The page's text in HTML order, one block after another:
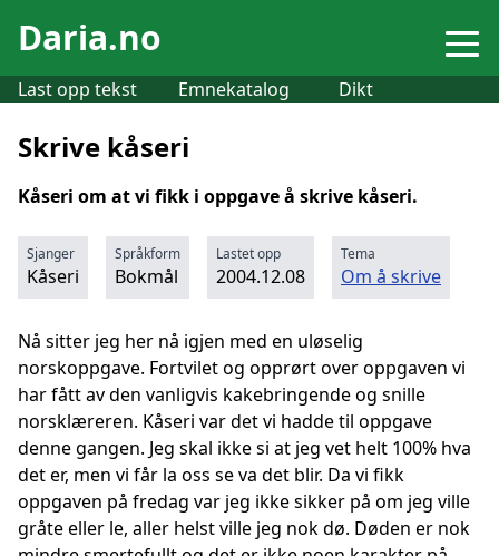
Daria.no
Last opp tekst Emnekatalog Dikt
Skrive kåseri
Kåseri om at vi fikk i oppgave å skrive kåseri.
Sjanger
Kåseri
Språkform
Bokmål
Lastet opp
2004.12.08
Tema
Om å skrive
Nå sitter jeg her nå igjen med en uløselig
norskoppgave. Fortvilet og opprørt over oppgaven vi
har fått av den vanligvis kakebringende og snille
norsklæreren. Kåseri var det vi hadde til oppgave
denne gangen. Jeg skal ikke si at jeg vet helt 100% hva
det er, men vi får la oss se va det blir. Da vi fikk
oppgaven på fredag var jeg ikke sikker på om jeg ville
gråte eller le, aller helst ville jeg nok dø. Døden er nok